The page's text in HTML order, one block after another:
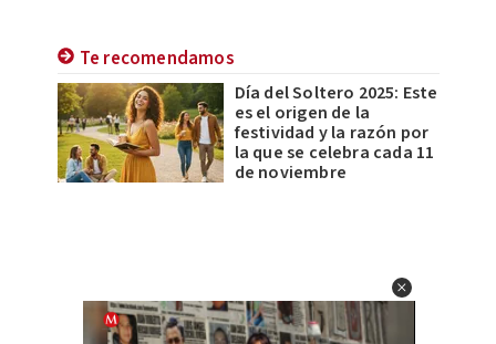
Te recomendamos
Día del Soltero 2025: Este
es el origen de la
festividad y la razón por
la que se celebra cada 11
de noviembre